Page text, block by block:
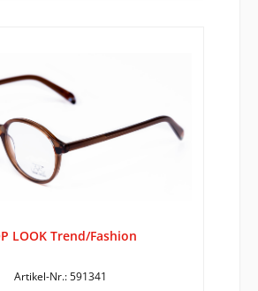
LOOK Trend/Fashion
Artikel-Nr.: 591341